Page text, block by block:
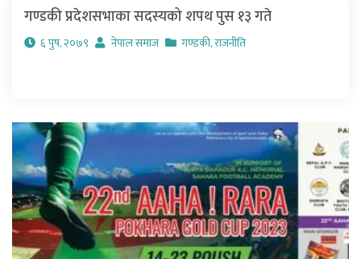
गण्डकी प्रदेशसभाका सदस्यको शपथ पुस १३ गते
६ पुष, २०७९ नेपाल समाज गण्डकी,राजनीति